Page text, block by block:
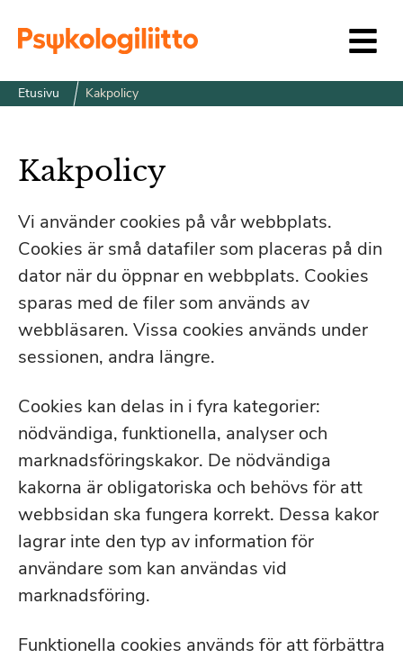
Etusivu Kakpolicy
Kakpolicy
Vi använder cookies på vår webbplats.
Cookies är små datafiler som placeras på din
dator när du öppnar en webbplats. Cookies
sparas med de filer som används av
webbläsaren. Vissa cookies används under
sessionen, andra längre.
Cookies kan delas in i fyra kategorier:
nödvändiga, funktionella, analyser och
marknadsföringskakor. De nödvändiga
kakorna är obligatoriska och behövs för att
webbsidan ska fungera korrekt. Dessa kakor
lagrar inte den typ av information för
användare som kan användas vid
marknadsföring.
Funktionella cookies används för att förbättra